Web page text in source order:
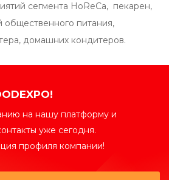
сегмента HoReCa, пекарен,
общественного питания,
домашних кондитеров.
на нашу платформу и
уже сегодня.
профиля компании!